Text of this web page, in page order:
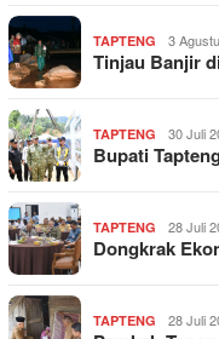
TAPTENG 3
Tinjau Banjir
TAPTENG 30 Juli
Bupati
TAPTENG 28 Juli
Dongkrak
TAPTENG 28 Juli